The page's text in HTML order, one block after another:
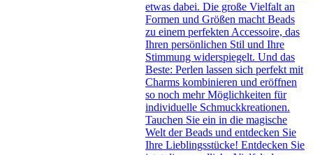
etwas dabei. Die große Vielfalt an
Formen und Größen macht Beads
zu einem perfekten Accessoire, das
Ihren persönlichen Stil und Ihre
Stimmung widerspiegelt. Und das
Beste: Perlen lassen sich perfekt mit
Charms kombinieren und eröffnen
so noch mehr Möglichkeiten für
individuelle Schmuckkreationen.
Tauchen Sie ein in die magische
Welt der Beads und entdecken Sie
Ihre Lieblingsstücke! Entdecken Sie